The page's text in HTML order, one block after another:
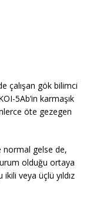
çalışan gök bilimci
5Ab’in karmaşık
öte gezegen
normal gelse de,
olduğu ortaya
ikili veya üçlü yıldız